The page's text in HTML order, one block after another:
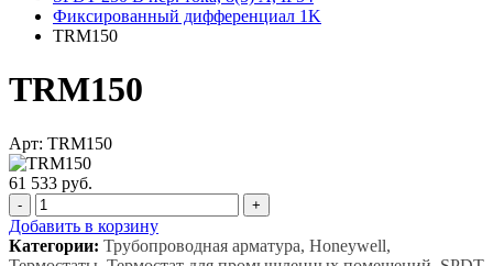
Фиксированный дифференциал 1K
TRM150
TRM150
Арт: TRM150
61 533 руб.
- +
Добавить в корзину
Категории: Трубопроводная арматура, Honeywell,